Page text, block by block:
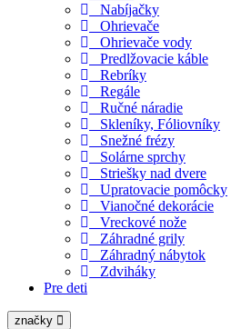
Nabíjačky
Ohrievače
Ohrievače vody
Predlžovacie káble
Rebríky
Regále
Ručné náradie
Skleníky, Fóliovníky
Snežné frézy
Solárne sprchy
Striešky nad dvere
Upratovacie pomôcky
Vianočné dekorácie
Vreckové nože
Záhradné grily
Záhradný nábytok
Zdviháky
Pre deti
značky